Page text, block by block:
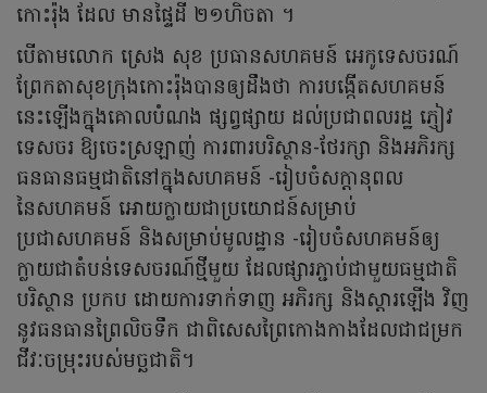
កោះរ៉ុង ដែល មានផ្ទៃដី ២១ហិចតា ។
បើតាមលោក ស្រេង សុខ ប្រធានសហគមន៍ អេកូទេសចរណ៍
ព្រែកតាសុខក្រុងកោះរ៉ុងបានឲ្យដឹងថា ការបង្កើតសហគមន៍
នេះឡើងក្នុងគោលបំណង ផ្សព្វផ្សាយ ដល់ប្រជាពលរដ្ឋ ភ្ញៀវ
ទេសចរ ឱ្យចេះស្រឡាញ់ ការពារបរិស្ថាន-ថែរក្សា និងអភិរក្ស
ធនធានធម្មជាតិនៅក្នុងសហគមន៍ -រៀបចំសក្តានុពល
នៃសហគមន៍ អោយក្លាយជាប្រយោជន៍សម្រាប់
ប្រជាសហគមន៍ និងសម្រាប់មូលដ្ឋាន -រៀបចំសហគមន៍ឲ្យ
ក្លាយជាតំបន់ទេសចរណ៍ថ្មីមួយ ដែលផ្សារភ្ជាប់ជាមួយធម្មជាតិ
បរិស្ថាន ប្រកប ដោយការទាក់ទាញ អភិរក្ស និងស្តារឡើង វិញ
នូវធនធានព្រៃលិចទឹក ជាពិសេសព្រៃកោងកាងដែលជាជម្រក
ជីវៈចម្រុះរបស់មច្ឆជាតិ។